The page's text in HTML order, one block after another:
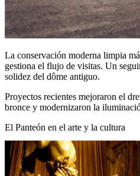
La conservación moderna limpia
gestiona el flujo de visitas. Un
solidez del dôme antiguo.
Proyectos recientes mejoraron el
bronce y modernizaron la
El Panteón en el arte y la cultura